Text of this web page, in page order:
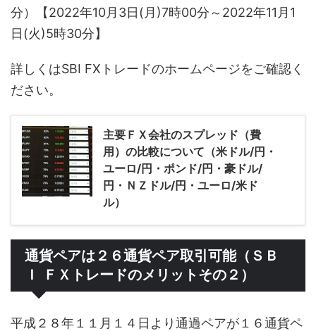
分）【2022年10月3日(月)7時00分～2022年11月1
日(火)5時30分】
詳しくはSBI FXトレードのホームページをご確認く
ださい。
主要ＦＸ会社のスプレッド（費
用）の比較について（米ドル/円・
ユーロ/円・ポンド/円・豪ドル/
円・ＮＺドル/円・ユーロ/米ド
ル）
通貨ペアは２６通貨ペア取引可能（ＳＢ
Ｉ ＦＸトレードのメリットその２）
平成２８年１１月１４日より通過ペアが１６通貨ペ